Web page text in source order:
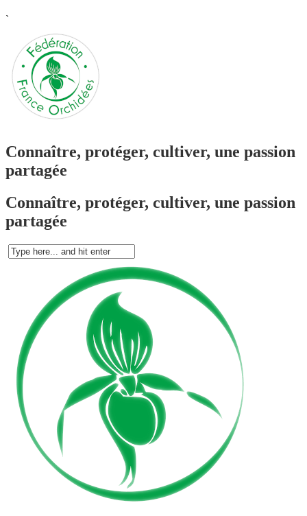
`
Connaître, protéger, cultiver, une passion
partagée
Connaître, protéger, cultiver, une passion
partagée